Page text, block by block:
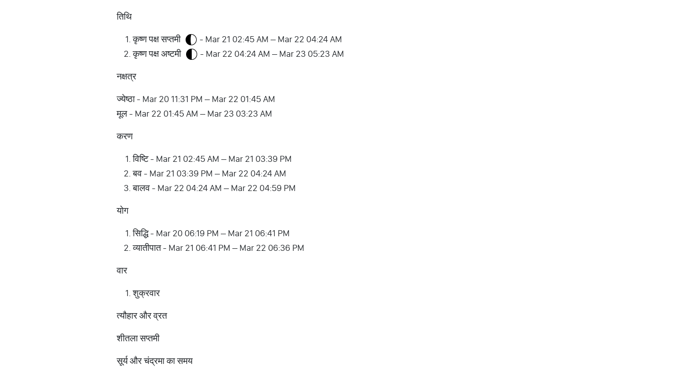
तिथि
कृष्ण पक्ष सप्तमी
- Mar 21 02:45 AM – Mar 22 04:24 AM
कृष्ण पक्ष अष्टमी
- Mar 22 04:24 AM – Mar 23 05:23 AM
नक्षत्र
ज्येष्ठा - Mar 20 11:31 PM – Mar 22 01:45 AM
मूल - Mar 22 01:45 AM – Mar 23 03:23 AM
करण
विष्टि - Mar 21 02:45 AM – Mar 21 03:39 PM
बव - Mar 21 03:39 PM – Mar 22 04:24 AM
बालव - Mar 22 04:24 AM – Mar 22 04:59 PM
योग
सिद्धि - Mar 20 06:19 PM – Mar 21 06:41 PM
व्यातीपात - Mar 21 06:41 PM – Mar 22 06:36 PM
वार
शुक्रवार
त्यौहार और व्रत
शीतला सप्तमी
सूर्य और चंद्रमा का समय